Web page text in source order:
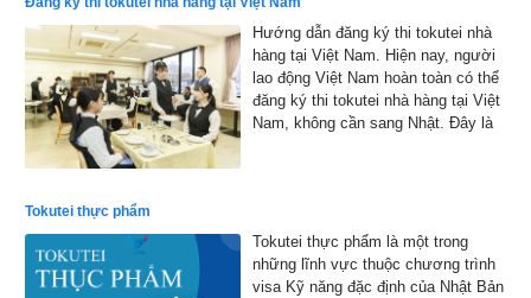
Hướng dẫn đăng ký thi tokutei nhà
hàng tại Việt Nam. Hiện nay, người
lao động Việt Nam hoàn toàn có thể
đăng ký thi tokutei nhà hàng tại Việt
Nam, không cần sang Nhật. Đây là
Tokutei thực phẩm
Tokutei thực phẩm là một trong
những lĩnh vực thuộc chương trình
visa Kỹ năng đặc định của Nhật Bản